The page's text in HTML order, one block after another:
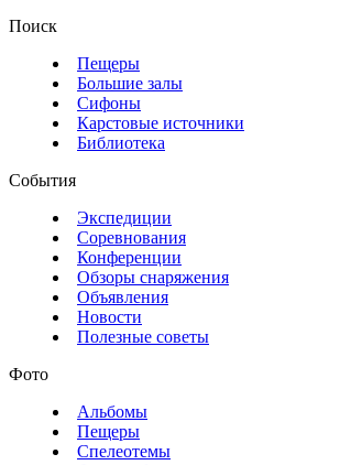
Поиск
Пещеры
Большие залы
Сифоны
Карстовые источники
Библиотека
События
Экспедиции
Соревнования
Конференции
Обзоры снаряжения
Объявления
Новости
Полезные советы
Фото
Альбомы
Пещеры
Спелеотемы